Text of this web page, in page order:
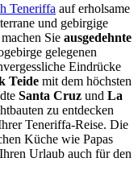
Teneriffa auf erholsame
und gebirgige
Sie ausgedehnte
gelegenen
Eindrücke
Teide mit dem höchsten
Santa Cruz und La
zu entdecken
Teneriffa-Reise. Die
Küche wie Papas
Urlaub auch für den